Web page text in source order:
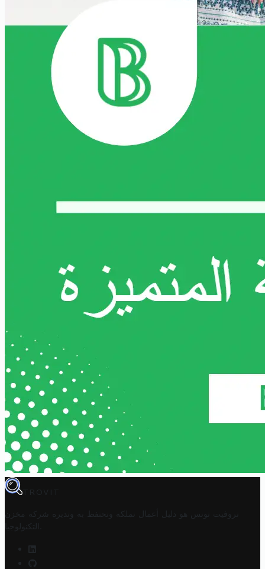
TROVIT
تروفيت تونس هو دليل أعمال تملكه وتحتفظ به وتديره
شركة مخزن
التكنولوجيا